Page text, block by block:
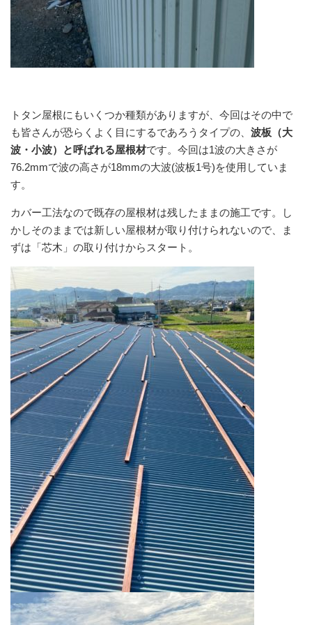
トタン屋根にもいくつか種類がありますが、今回はその中で
も皆さんが恐らくよく目にするであろうタイプの、 波板（大
波・小波）と呼ばれる屋根材です。今回は1波の大きさが
76.2mmで波の高さが18mmの大波(波板1号)を使用していま
す。
カバー工法なので既存の屋根材は残したままの施工です。し
かしそのままでは新しい屋根材が取り付けられないので、ま
ずは「芯木」の取り付けからスタート。